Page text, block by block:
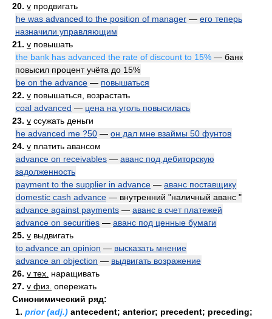
20. v продвигать
he was advanced to the position of manager — его теперь
назначили управляющим
21. v повышать
the bank has advanced the rate of discount to 15% — банк
повысил процент учёта до 15%
be on the advance — повышаться
22. v повышаться, возрастать
coal advanced — цена на уголь повысилась
23. v ссужать деньги
he advanced me ?50 — он дал мне взаймы 50 фунтов
24. v платить авансом
advance on receivables — аванс под дебиторскую
задолженность
payment to the supplier in advance — аванс поставщику
domestic cash advance — внутренний "наличный аванс "
advance against payments — аванс в счет платежей
advance on securities — аванс под ценные бумаги
25. v выдвигать
to advance an opinion — высказать мнение
advance an objection — выдвигать возражение
26. v тех. наращивать
27. v физ. опережать
Синонимический ряд:
1. prior (adj.) antecedent; anterior; precedent; preceding;